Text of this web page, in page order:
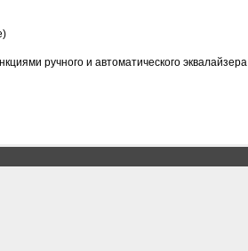
ручного и автоматического эквалайзера